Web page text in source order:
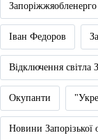
Запоріжжяобленерго
Іван Федоров
Відключення світла
Окупанти
Новини Запорізької